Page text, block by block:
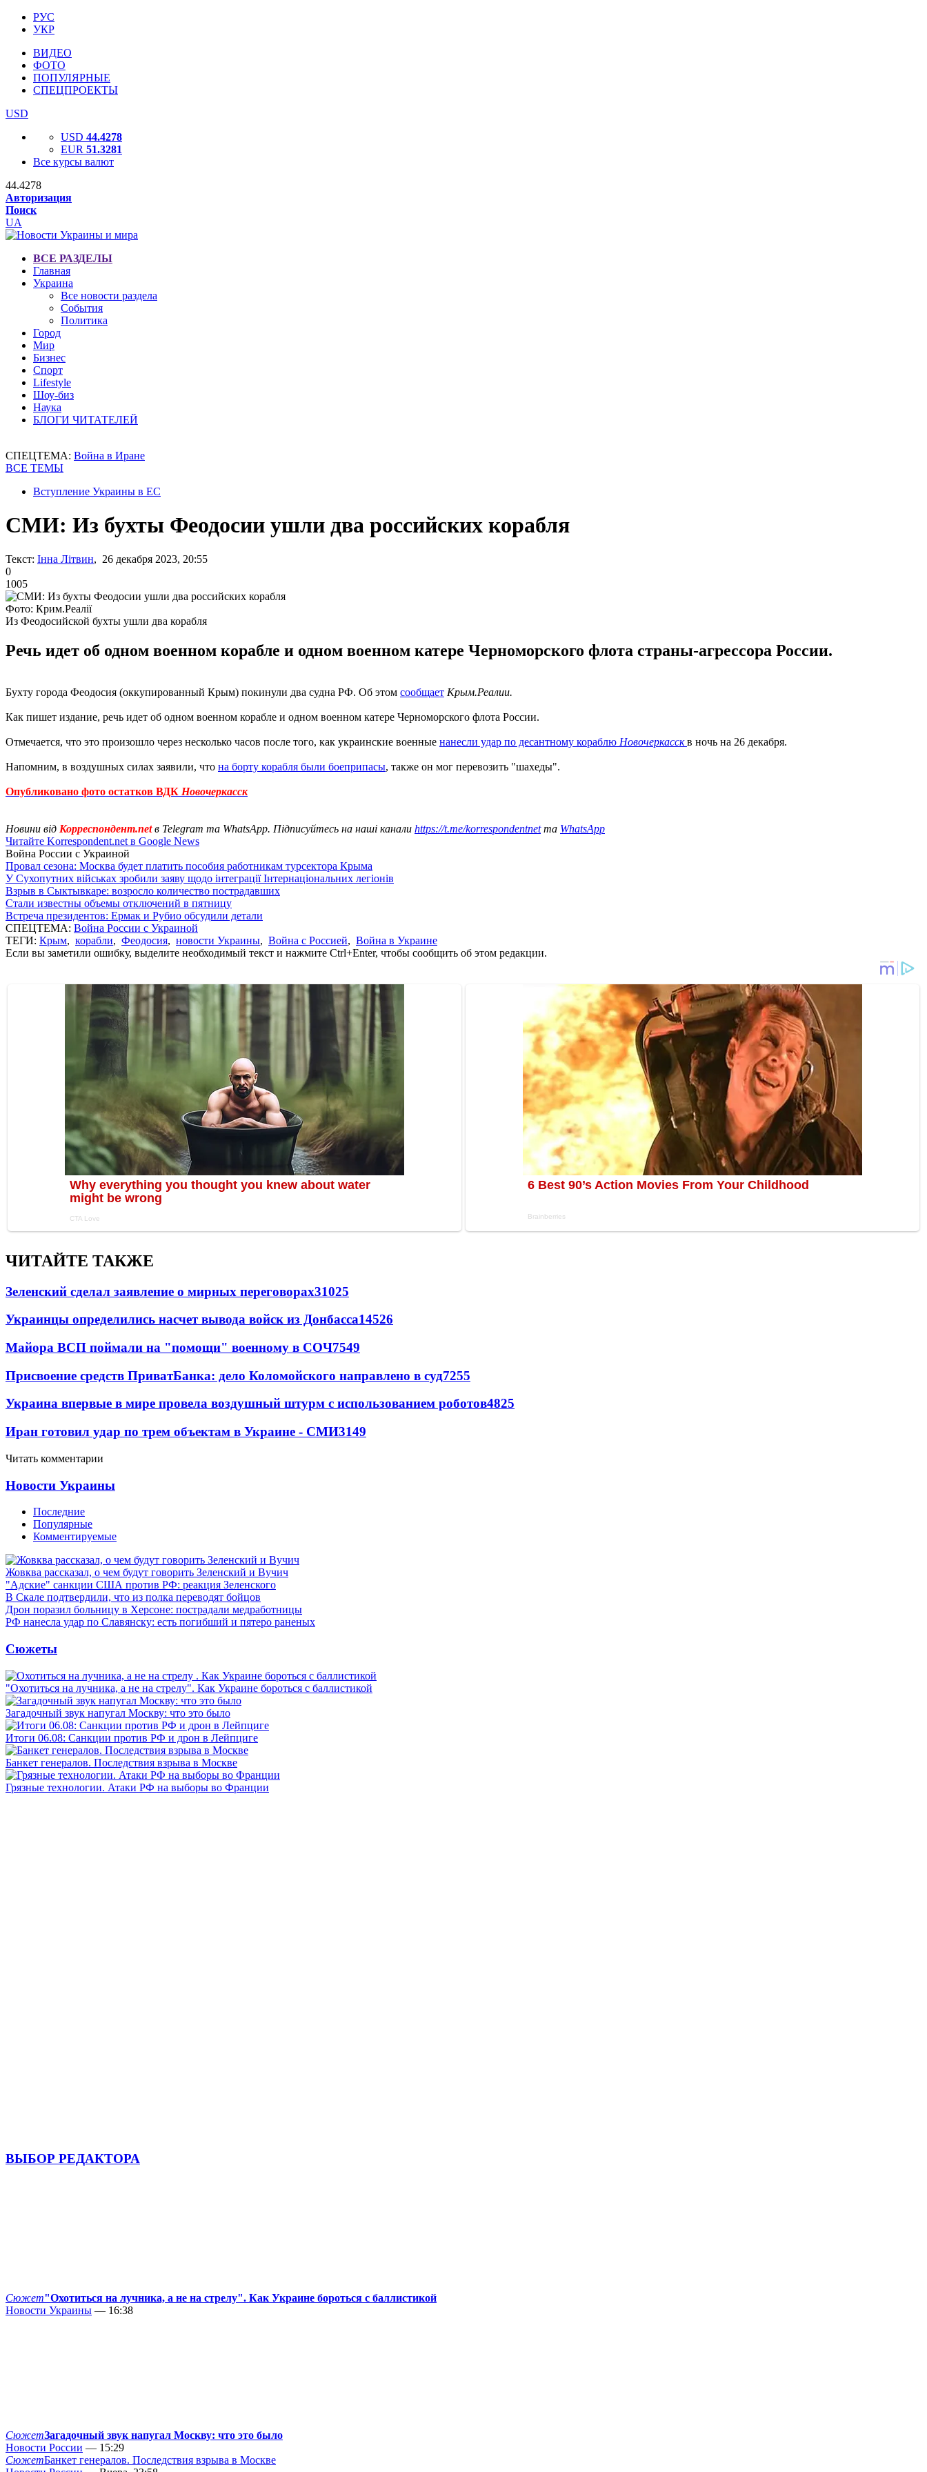
РУС
УКР
ВИДЕО
ФОТО
ПОПУЛЯРНЫЕ
СПЕЦПРОЕКТЫ
USD
USD 44.4278
EUR 51.3281
Все курсы валют
44.4278
Авторизация
Поиск
UA
ВСЕ РАЗДЕЛЫ
Главная
Украина
Все новости раздела
События
Политика
Город
Мир
Бизнес
Спорт
Lifestyle
Шоу-биз
Наука
БЛОГИ ЧИТАТЕЛЕЙ
СПЕЦТЕМА: Война в Иране
ВСЕ ТЕМЫ
Вступление Украины в ЕС
СМИ: Из бухты Феодосии ушли два российских корабля
Текст: Інна Літвин, 26 декабря 2023, 20:55
0
1005
Фото: Крим.Реалії
Из Феодосийской бухты ушли два корабля
Речь идет об одном военном корабле и одном военном катере Черноморского флота страны-агрессора России.
Бухту города Феодосия (оккупированный Крым) покинули два судна РФ. Об этом сообщает Крым.Реалии.
Как пишет издание, речь идет об одном военном корабле и одном военном катере Черноморского флота России.
Отмечается, что это произошло через несколько часов после того, как украинские военные нанесли удар по десантному кораблю Новочеркасскв ночь на 26 декабря.
Напомним, в воздушных силах заявили, что на борту корабля были боеприпасы, также он мог перевозить "шахеды".
Опубликовано фото остатков ВДК Новочеркасск
Новини від Корреспондент.netв Telegram та WhatsApp. Підписуйтесь на наші канали https://t.me/korrespondentnetта WhatsApp
Читайте Korrespondent.net в Google News
Война России с Украиной
Провал сезона: Москва будет платить пособия работникам турсектора Крыма
У Сухопутних військах зробили заяву щодо інтеграції Інтернаціональних легіонів
Взрыв в Сыктывкаре: возросло количество пострадавших
Стали известны объемы отключений в пятницу
Встреча президентов: Ермак и Рубио обсудили детали
СПЕЦТЕМА: Война России с Украиной
ТЕГИ: Крым, корабли, Феодосия, новости Украины, Война с Россией, Война в Украине
Если вы заметили ошибку, выделите необходимый текст и нажмите Ctrl+Enter, чтобы сообщить об этом редакции.
ЧИТАЙТЕ ТАКЖЕ
Зеленский сделал заявление о мирных переговорах31025
Украинцы определились насчет вывода войск из Донбасса14526
Майора ВСП поймали на "помощи" военному в СОЧ7549
Присвоение средств ПриватБанка: дело Коломойского направлено в суд7255
Украина впервые в мире провела воздушный штурм с использованием роботов4825
Иран готовил удар по трем объектам в Украине - СМИ3149
Читать комментарии
Новости Украины
Последние
Популярные
Комментируемые
Жовква рассказал, о чем будут говорить Зеленский и Вучич
"Адские" санкции США против РФ: реакция Зеленского
В Скале подтвердили, что из полка переводят бойцов
Дрон поразил больницу в Херсоне: пострадали медработницы
РФ нанесла удар по Славянску: есть погибший и пятеро раненых
Сюжеты
"Охотиться на лучника, а не на стрелу". Как Украине бороться с баллистикой
Загадочный звук напугал Москву: что это было
Итоги 06.08: Санкции против РФ и дрон в Лейпциге
Банкет генералов. Последствия взрыва в Москве
Грязные технологии. Атаки РФ на выборы во Франции
ВЫБОР РЕДАКТОРА
Сюжет"Охотиться на лучника, а не на стрелу". Как Украине бороться с баллистикой
Новости Украины — 16:38
СюжетЗагадочный звук напугал Москву: что это было
Новости России — 15:29
СюжетБанкет генералов. Последствия взрыва в Москве